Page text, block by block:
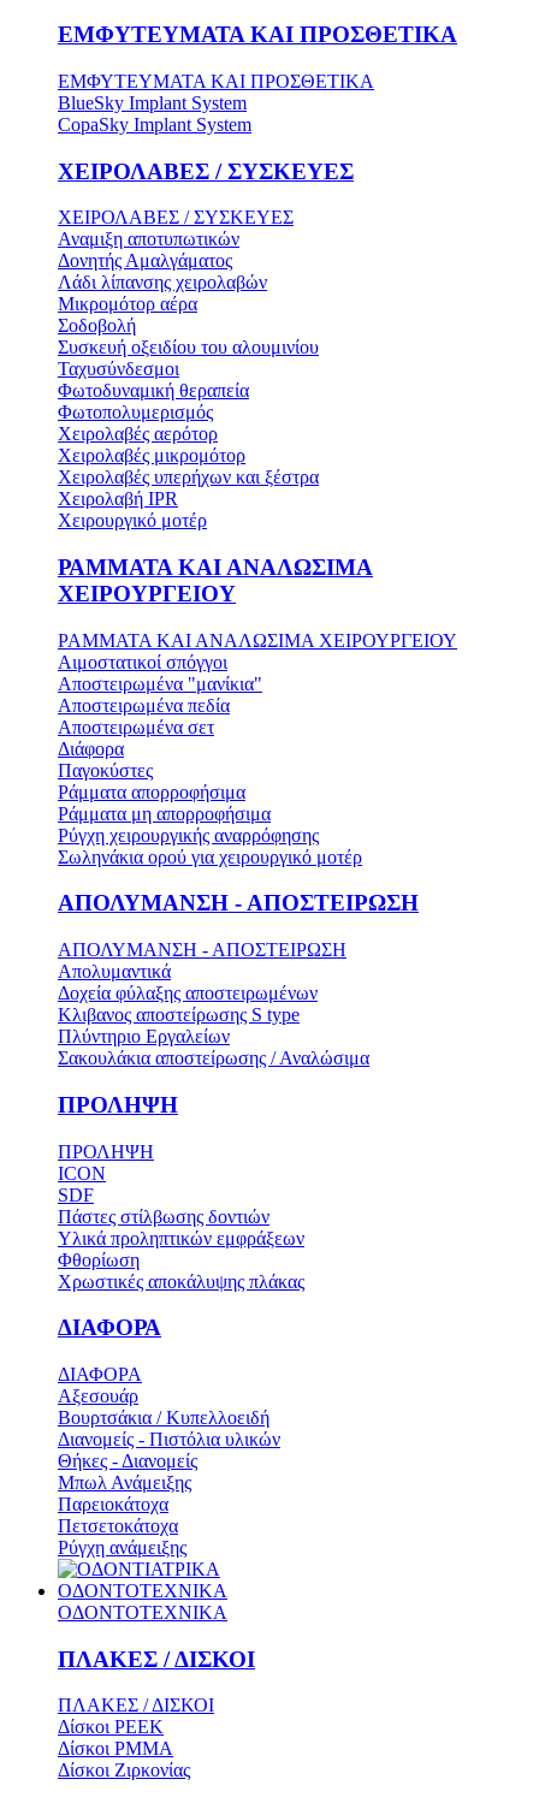
ΕΜΦΥΤΕΥΜΑΤΑ ΚΑΙ ΠΡΟΣΘΕΤΙΚΑ
ΕΜΦΥΤΕΥΜΑΤΑ ΚΑΙ ΠΡΟΣΘΕΤΙΚΑ
BlueSky Implant System
CopaSky Implant System
ΧΕΙΡΟΛΑΒΕΣ / ΣΥΣΚΕΥΕΣ
ΧΕΙΡΟΛΑΒΕΣ / ΣΥΣΚΕΥΕΣ
Αναμιξη αποτυπωτικών
Δονητής Αμαλγάματος
Λάδι λίπανσης χειρολαβών
Μικρομότορ αέρα
Σοδοβολή
Συσκευή οξειδίου του αλουμινίου
Ταχυσύνδεσμοι
Φωτοδυναμική θεραπεία
Φωτοπολυμερισμός
Χειρολαβές αερότορ
Χειρολαβές μικρομότορ
Χειρολαβές υπερήχων και ξέστρα
Χειρολαβή IPR
Χειρουργικό μοτέρ
ΡΑΜΜΑΤΑ ΚΑΙ ΑΝΑΛΩΣΙΜΑ
ΧΕΙΡΟΥΡΓΕΙΟΥ
ΡΑΜΜΑΤΑ ΚΑΙ ΑΝΑΛΩΣΙΜΑ ΧΕΙΡΟΥΡΓΕΙΟΥ
Αιμοστατικοί σπόγγοι
Αποστειρωμένα "μανίκια"
Αποστειρωμένα πεδία
Αποστειρωμένα σετ
Διάφορα
Παγοκύστες
Ράμματα απορροφήσιμα
Ράμματα μη απορροφήσιμα
Ρύγχη χειρουργικής αναρρόφησης
Σωληνάκια ορού για χειρουργικό μοτέρ
ΑΠΟΛΥΜΑΝΣΗ - ΑΠΟΣΤΕΙΡΩΣΗ
ΑΠΟΛΥΜΑΝΣΗ - ΑΠΟΣΤΕΙΡΩΣΗ
Απολυμαντικά
Δοχεία φύλαξης αποστειρωμένων
Κλιβανος αποστείρωσης S type
Πλύντηριο Εργαλείων
Σακουλάκια αποστείρωσης / Αναλώσιμα
ΠΡΟΛΗΨΗ
ΠΡΟΛΗΨΗ
ICON
SDF
Πάστες στίλβωσης δοντιών
Υλικά προληπτικών εμφράξεων
Φθορίωση
Χρωστικές αποκάλυψης πλάκας
ΔΙΑΦΟΡΑ
ΔΙΑΦΟΡΑ
Αξεσουάρ
Βουρτσάκια / Κυπελλοειδή
Διανομείς - Πιστόλια υλικών
Θήκες - Διανομείς
Μπωλ Ανάμειξης
Παρειοκάτοχα
Πετσετοκάτοχα
Ρύγχη ανάμειξης
ΟΔΟΝΤΟΤΕΧΝΙΚΑ
ΟΔΟΝΤΟΤΕΧΝΙΚΑ
ΠΛΑΚΕΣ / ΔΙΣΚΟΙ
ΠΛΑΚΕΣ / ΔΙΣΚΟΙ
Δίσκοι PEEK
Δίσκοι PMMA
Δίσκοι Ζιρκονίας